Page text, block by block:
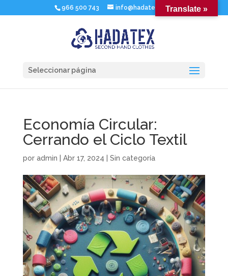
966 500 743 info@hadatex.com
Seleccionar página
Economía Circular:
Cerrando el Ciclo Textil
por admin Abr 17, 2024 Sin categoría
Translate »